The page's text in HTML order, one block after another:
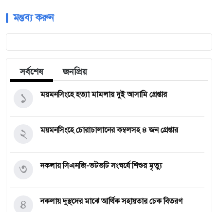
মন্তব্য করুন
সর্বশেষ জনপ্রিয়
ময়মনসিংহে হত্যা মামলায় দুই আসামি গ্রেপ্তার
১
ময়মনসিংহে চোরাচালানের কম্বলসহ ৪ জন গ্রেপ্তার
২
নকলায় সিএনজি-ভটভটি সংঘর্ষে শিশুর মৃত্যু
৩
নকলায় দুস্থদের মাঝে আর্থিক সহায়তার চেক বিতরণ
৪